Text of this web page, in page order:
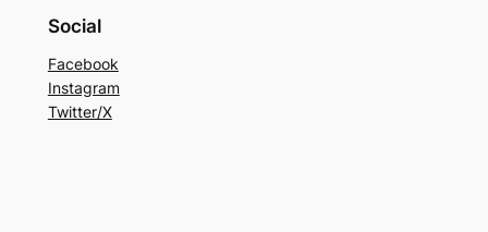
Social
Facebook
Instagram
Twitter/X